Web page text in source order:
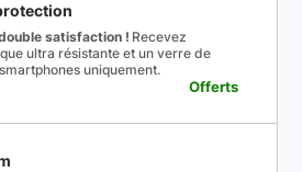
satisfaction ! Recevez
ultra résistante et un verre de
uniquement.
Offerts